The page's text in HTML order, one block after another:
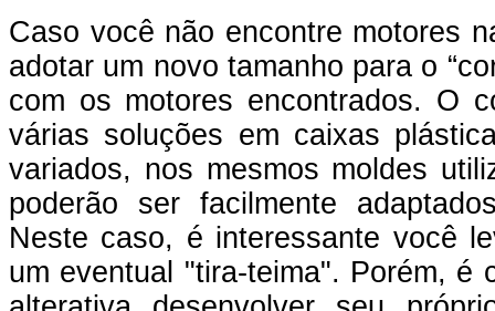
Caso você não encontre motores
adotar um novo tamanho para o
com os motores encontrados. O
várias soluções em caixas
variados, nos mesmos moldes
poderão ser facilmente
Neste caso, é interessante você
um eventual "tira-teima". Porém, é